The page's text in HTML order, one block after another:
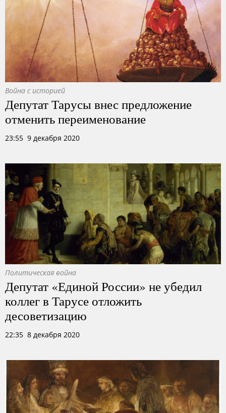
Война с историей
Депутат Тарусы внес предложение
отменить переименование
23:55 9 декабря 2020
Политическая война
Депутат «Единой России» не убедил
коллег в Тарусе отложить
десоветизацию
22:35 8 декабря 2020